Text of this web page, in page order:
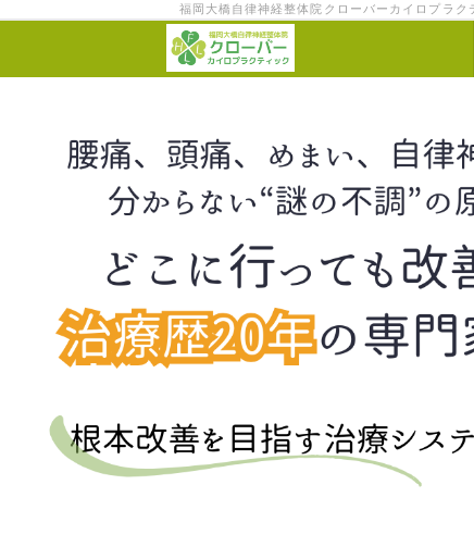
福岡大橋自律神経整体院クローバーカイロプラ